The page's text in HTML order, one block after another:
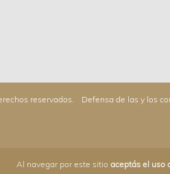
Al navegar por este sitio aceptás el uso
reservados. Defensa de las y los